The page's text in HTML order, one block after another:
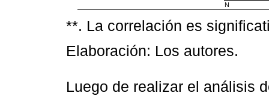
N
**. La correlación es
Elaboración: Los autores.
Luego de realizar el análisis